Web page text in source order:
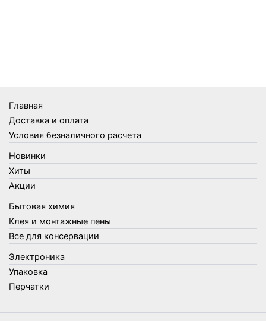
Товары для кухни
Товары для сада и огорода
Товары для туризма и отдыха
Упаковка
Утеплители и прочее
Фонари, лампы и удлинители
Хозяйственные товары
Швабры, стекломои, черенки и насадки
Шнуры, веревки и шпагаты
Электроника
Элементы питания
Главная
Доставка и оплата
Условия безналичного расчета
Новинки
Хиты
Акции
Бытовая химия
Клея и монтажные пены
Все для консервации
Электроника
Упаковка
Перчатки